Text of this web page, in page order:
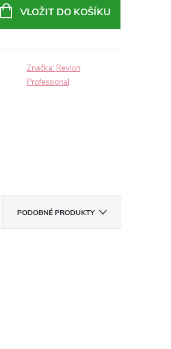
VLOŽIT DO KOŠÍKU
Značka: Revlon
Professional
PODOBNÉ PRODUKTY